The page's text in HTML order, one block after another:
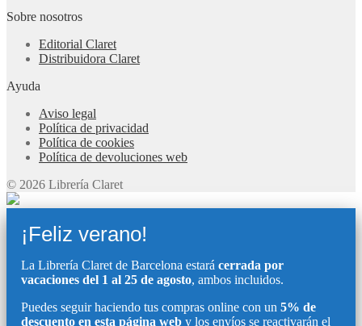
Sobre nosotros
Editorial Claret
Distribuidora Claret
Ayuda
Aviso legal
Política de privacidad
Política de cookies
Política de devoluciones web
© 2026 Librería Claret
¡Feliz verano!
La Librería Claret de Barcelona estará cerrada por
vacaciones del 1 al 25 de agosto, ambos incluidos.
Puedes seguir haciendo tus compras online con un 5% de
descuento en esta página web y los envíos se reactivarán el